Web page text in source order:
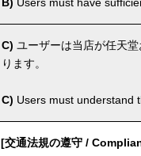
C) ユーザーは当店が任天
ります。
C) Users must understand
[交通法規の遵守 /